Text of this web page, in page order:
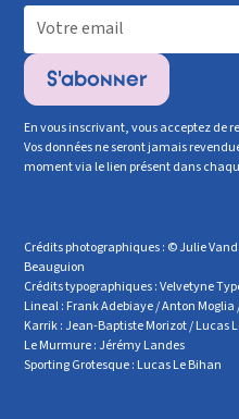
En vous inscrivant, vous acceptez de
Vos données ne seront jamais
moment via le lien présent dans
Crédits photographiques : © Julie
Beauguion
Crédits typographiques : Velvetyne
Lineal : Frank Adebiaye / Anton Moglia
Karrik : Jean-Baptiste Morizot / Lucas
Le Murmure : Jérémy Landes
Sporting Grotesque : Lucas Le Bihan